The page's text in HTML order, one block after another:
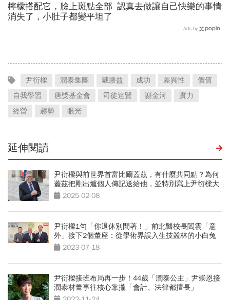
檸檬搭配它，臉上斑點全部
消失了，小肚子都變平坦了
認真去做讓自己快樂的事情
Ads by
尹衍樑 潤泰集團 戴勝益 成功 差異性
價值
自我學習
唐獎基金會 司徒達賢 謝金河
實力
經營
趨勢 眼光
延伸閱讀
尹衍樑與前世界首富比爾蓋茲，有什麼共同點？為何
蓋茲把剛出爐個人傳記送給他，並特別寫上尹衍樑大
名？2025-02-08
尹衍樑1句「你退休別閒著！」前北醫校長閻雲「意
外」接下2個董座：從學術界誤入生技叢林的小白兔
2023-07-18
尹衍樑接班布局再一步！44歲「潤泰公主」尹崇恩接
潤泰材董事往核心靠攏「會計、法律都擅長」